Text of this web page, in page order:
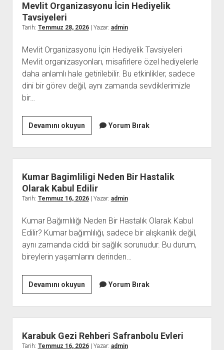
Safe
Mevlit Organizasyonu İcin Hediyelik
Tavsiyeleri
Tarih: Temmuz 28, 2026| Yazar: admin
Mevlit Organizasyonu İçin Hediyelik Tavsiyeleri
Mevlit organizasyonları, misafirlere özel hediyelerle
daha anlamlı hale getirilebilir. Bu etkinlikler, sadece
dini bir görev değil, aynı zamanda sevdiklerimizle
bir…
Devamını okuyunMevlit
Organizasyonu
İcin
Hediyelik
Tavsiyeleri
Yorum Bırak
Kumar Bagimliligi Neden Bir Hastalik
Olarak Kabul Edilir
Tarih: Temmuz 16, 2026| Yazar: admin
Kumar Bağımlılığı Neden Bir Hastalık Olarak Kabul
Edilir? Kumar bağımlılığı, sadece bir alışkanlık değil,
aynı zamanda ciddi bir sağlık sorunudur. Bu durum,
bireylerin yaşamlarını derinden…
Devamını okuyunKumar
Bagimliligi
Neden
Bir
Hastalik
Olarak
Yorum Bırak
Karabuk Gezi Rehberi Safranbolu Evleri
Tarih: Temmuz 16, 2026| Yazar: admin